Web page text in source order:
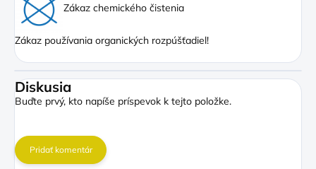
Zákaz chemického čistenia
Zákaz používania organických rozpúšťadiel!
Diskusia
Buďte prvý, kto napíše príspevok k tejto položke.
Pridať komentár